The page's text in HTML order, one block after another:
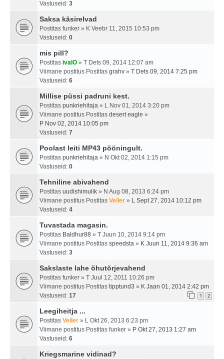
Vastuseid: 3
Saksa käsirelvad
Postitas funker » K Veebr 11, 2015 10:53 pm
Vastuseid: 0
mis pill?
Postitas ivalO » T Dets 09, 2014 12:07 am
Viimane postitus Postitas grahv » T Dets 09, 2014 7:25 pm
Vastuseid: 6
Millise püssi padruni kest.
Postitas punkriehitaja » L Nov 01, 2014 3:20 pm
Viimane postitus Postitas desert eagle »
P Nov 02, 2014 10:05 pm
Vastuseid: 7
Poolast leiti MP43 pööningult.
Postitas punkriehitaja » N Okt 02, 2014 1:15 pm
Vastuseid: 0
Tehniline abivahend
Postitas uudishimulik » N Aug 08, 2013 6:24 pm
Viimane postitus Postitas Veiler » L Sept 27, 2014 10:12 pm
Vastuseid: 4
Tuvastada magasin.
Postitas Baldhur88 » T Juun 10, 2014 9:14 pm
Viimane postitus Postitas speedsta » K Juun 11, 2014 9:36 am
Vastuseid: 3
Sakslaste lahe õhutõrjevahend
Postitas funker » T Juul 12, 2011 10:26 pm
Viimane postitus Postitas tipptund3 » K Jaan 01, 2014 2:42 pm
Vastuseid: 17 1 2
Leegiheitja ...
Postitas Veiler » L Okt 26, 2013 6:23 pm
Viimane postitus Postitas funker » P Okt 27, 2013 1:27 am
Vastuseid: 6
Kriegsmarine vidinad?